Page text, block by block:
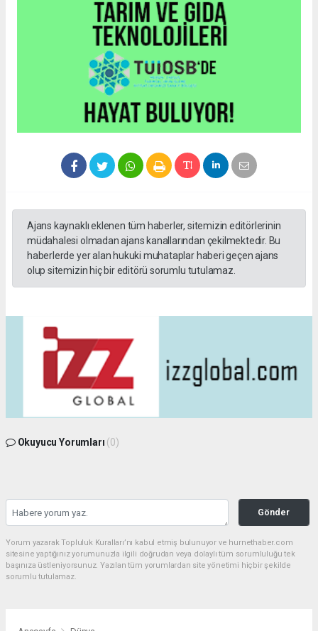
Ajans kaynaklı eklenen tüm haberler, sitemizin editörlerinin
müdahalesi olmadan ajans kanallarından çekilmektedir. Bu
haberlerde yer alan hukuki muhataplar haberi geçen ajans
olup sitemizin hiç bir editörü sorumlu tutulamaz.
Okuyucu Yorumları (0)
Gönder
Yorum yazarak Topluluk Kuralları’nı kabul etmiş bulunuyor ve hurnethaber.com
sitesine yaptığınız yorumunuzla ilgili doğrudan veya dolaylı tüm sorumluluğu tek
başınıza üstleniyorsunuz. Yazılan tüm yorumlardan site yönetimi hiçbir şekilde
sorumlu tutulamaz.